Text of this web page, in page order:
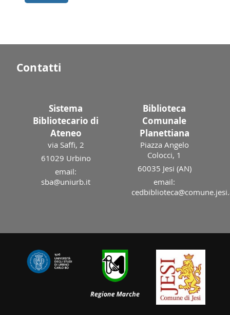
Contatti
Sistema
Bibliotecario di
Ateneo
via Saffi, 2
61029 Urbino
email:
sba@uniurb.it
Biblioteca
Comunale
Planettiana
Piazza Angelo
Colocci, 1
60035 Jesi (AN)
email: